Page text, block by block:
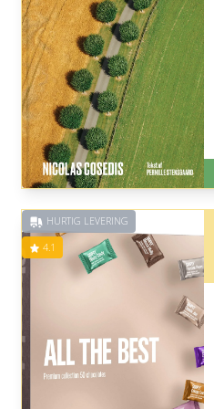
HURTIG LEVERING
4.1